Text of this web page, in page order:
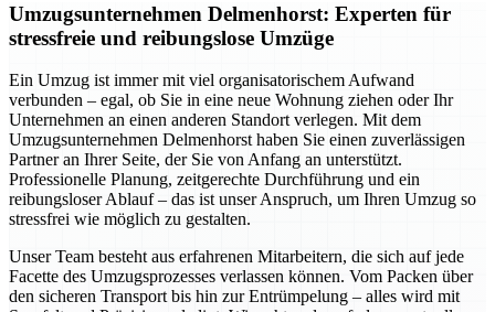
Umzugsunternehmen Delmenhorst: Experten für
stressfreie und reibungslose Umzüge
Ein Umzug ist immer mit viel organisatorischem Aufwand
verbunden – egal, ob Sie in eine neue Wohnung ziehen oder Ihr
Unternehmen an einen anderen Standort verlegen. Mit dem
Umzugsunternehmen Delmenhorst haben Sie einen zuverlässigen
Partner an Ihrer Seite, der Sie von Anfang an unterstützt.
Professionelle Planung, zeitgerechte Durchführung und ein
reibungsloser Ablauf – das ist unser Anspruch, um Ihren Umzug so
stressfrei wie möglich zu gestalten.
Unser Team besteht aus erfahrenen Mitarbeitern, die sich auf jede
Facette des Umzugsprozesses verlassen können. Vom Packen über
den sicheren Transport bis hin zur Entrümpelung – alles wird mit